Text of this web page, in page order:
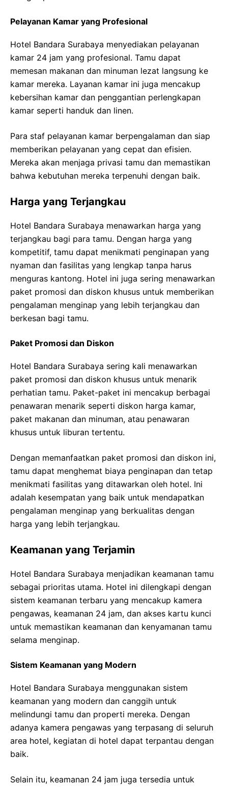
Pelayanan Kamar yang Profesional
Hotel Bandara Surabaya menyediakan pelayanan
kamar 24 jam yang profesional. Tamu dapat
memesan makanan dan minuman lezat langsung ke
kamar mereka. Layanan kamar ini juga mencakup
kebersihan kamar dan penggantian perlengkapan
kamar seperti handuk dan linen.
Para staf pelayanan kamar berpengalaman dan siap
memberikan pelayanan yang cepat dan efisien.
Mereka akan menjaga privasi tamu dan memastikan
bahwa kebutuhan mereka terpenuhi dengan baik.
Harga yang Terjangkau
Hotel Bandara Surabaya menawarkan harga yang
terjangkau bagi para tamu. Dengan harga yang
kompetitif, tamu dapat menikmati penginapan yang
nyaman dan fasilitas yang lengkap tanpa harus
menguras kantong. Hotel ini juga sering menawarkan
paket promosi dan diskon khusus untuk memberikan
pengalaman menginap yang lebih terjangkau dan
berkesan bagi tamu.
Paket Promosi dan Diskon
Hotel Bandara Surabaya sering kali menawarkan
paket promosi dan diskon khusus untuk menarik
perhatian tamu. Paket-paket ini mencakup berbagai
penawaran menarik seperti diskon harga kamar,
paket makanan dan minuman, atau penawaran
khusus untuk liburan tertentu.
Dengan memanfaatkan paket promosi dan diskon ini,
tamu dapat menghemat biaya penginapan dan tetap
menikmati fasilitas yang ditawarkan oleh hotel. Ini
adalah kesempatan yang baik untuk mendapatkan
pengalaman menginap yang berkualitas dengan
harga yang lebih terjangkau.
Keamanan yang Terjamin
Hotel Bandara Surabaya menjadikan keamanan tamu
sebagai prioritas utama. Hotel ini dilengkapi dengan
sistem keamanan terbaru yang mencakup kamera
pengawas, keamanan 24 jam, dan akses kartu kunci
untuk memastikan keamanan dan kenyamanan tamu
selama menginap.
Sistem Keamanan yang Modern
Hotel Bandara Surabaya menggunakan sistem
keamanan yang modern dan canggih untuk
melindungi tamu dan properti mereka. Dengan
adanya kamera pengawas yang terpasang di seluruh
area hotel, kegiatan di hotel dapat terpantau dengan
baik.
Selain itu, keamanan 24 jam juga tersedia untuk